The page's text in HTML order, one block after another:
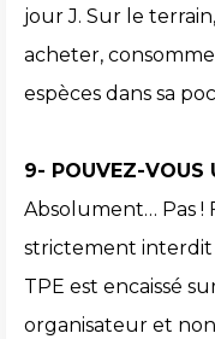
jour J. Sur le
acheter,
espèces dans sa
9- POUVEZ-VOUS
Absolument… Pas !
strictement interdit
TPE est encaissé
organisateur et